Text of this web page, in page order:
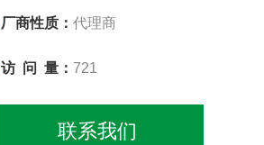
厂商性质： 代理商
访 问 量： 721
联系我们